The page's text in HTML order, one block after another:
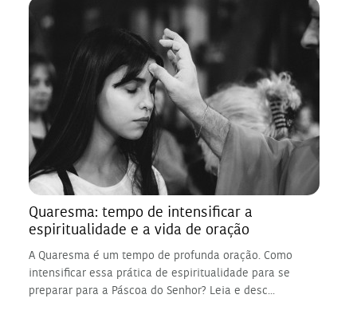
Quaresma: tempo de intensificar a
espiritualidade e a vida de oração
A Quaresma é um tempo de profunda oração. Como
intensificar essa prática de espiritualidade para se
preparar para a Páscoa do Senhor? Leia e desc...